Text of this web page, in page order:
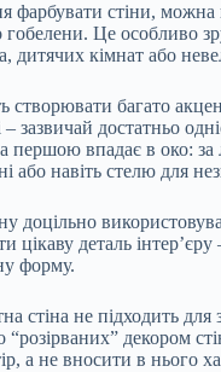
фарбувати стіни, можна
гобелени. Це особливо
дитячих кімнат або
створювати багато
зазвичай достатньо
першою впадає в око: за
або навіть стелю для
доцільно
цікаву деталь
форму.
стіна не підходить для
“розірваних” декором
а не вносити в нього